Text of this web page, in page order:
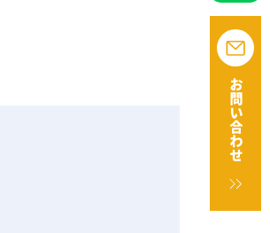
お問い合わせ